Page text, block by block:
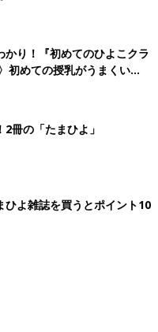
り！『初めてのひよこクラ
初めての授乳がうまくい
基本と夏のトラブル 解決テ
冊の「たまひよ」
ひよ雑誌を買うとポイント10